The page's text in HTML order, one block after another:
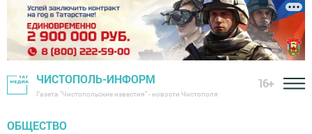
ЧИСТОПОЛЬ-ИНФОРМ
Газета "Чистопольские известия" - новости Чистополя
16+
ОБЩЕСТВО